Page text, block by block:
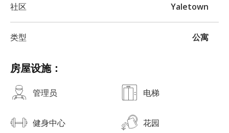
房屋设施：
管理员 电梯
健身中心 花园
社区 Yaletown
类型 公寓